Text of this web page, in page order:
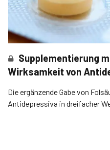
Supplementierung
Wirksamkeit von
Die ergänzende Gabe von
Antidepressiva in dreifacher